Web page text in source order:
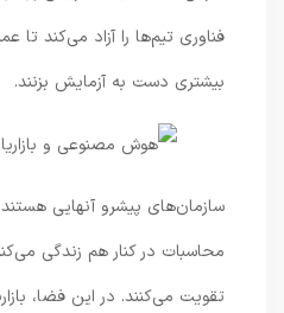
فناوری تیم‌ها را آزاد می‌کند تا
بیشتری دست به آزمایش بزنند.
سازمان‌های پیشرو آنهایی هستند که
محاسبات در کنار هم زندگی می‌کنند و
تقویت می‌کنند. در این فضا، بازاریابان